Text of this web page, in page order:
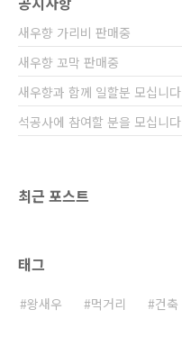
새우향 가리비 판매중
새우향 꼬막 판매중
새우향과 함께 일할분 모십니다
석공사에 참여할 분을 모십니다
최근 포스트
태그
왕새우 먹거리 건축